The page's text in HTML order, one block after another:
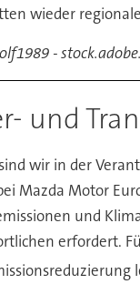
wieder
-
und
wir in der
Mazda Motor
und
erfordert.